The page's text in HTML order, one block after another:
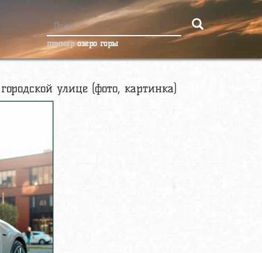
примерозеро горы
улице (фото, картинка)